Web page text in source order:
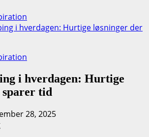
i hverdagen: Hurtige løsninger der
i hverdagen: Hurtige
tid
28, 2025